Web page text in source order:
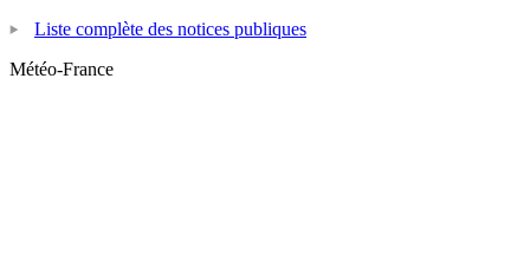
Liste complète des notices publiques
Météo-France